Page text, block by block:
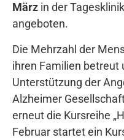
März in der
angeboten.
Die Mehrzahl der
ihren Familien betreut
Unterstützung der
Alzheimer
erneut die Kursreihe
Februar startet ein